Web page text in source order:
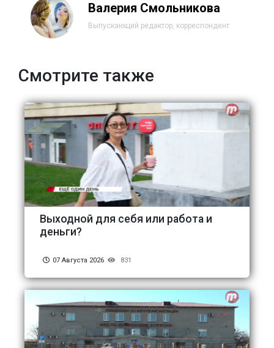
Валерия Смольникова
Выпускающий редактор, корреспондент
Смотрите также
Выходной для себя или работа и
деньги?
07 Августа 2026 831